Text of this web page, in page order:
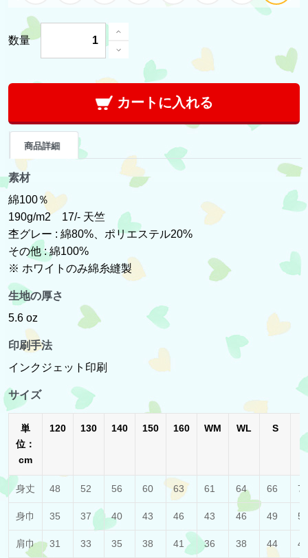
数量
カートに入れる
商品詳細
素材
綿100％
190g/m2 17/- 天竺
杢グレー : 綿80%、ポリエステル20%
その他 : 綿100%
※ ホワイトのみ綿糸縫製
生地の厚さ
5.6 oz
印刷手法
インクジェット印刷
サイズ
単
位：
cm
120 130 140 150 160 WM WL S
身丈 48 52 56 60 63 61 64 66 70
身巾 35 37 40 43 46 43 46 49 52
肩巾 31 33 35 38 41 36 38 44 47